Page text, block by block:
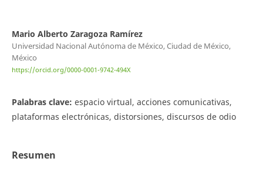
Mario Alberto Zaragoza Ramírez
Universidad Nacional Autónoma de México, Ciudad de México,
México
https://orcid.org/0000-0001-9742-494X
Palabras clave: espacio virtual, acciones comunicativas,
plataformas electrónicas, distorsiones, discursos de odio
Resumen